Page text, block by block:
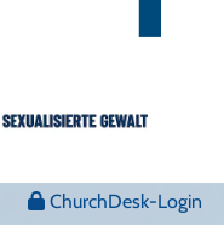
ChurchDesk-Login